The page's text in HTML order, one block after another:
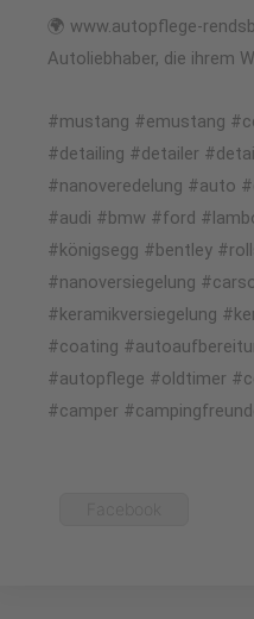
🌍 www.autopflege-
Autoliebhaber, die ihrem
#mustang #emustang
#detailing #detailer
#nanoveredelung #auto
#audi #bmw #ford
#königsegg #bentley
#nanoversiegelung
#keramikversiegelung
#coating
#autopflege #oldtimer
#camper